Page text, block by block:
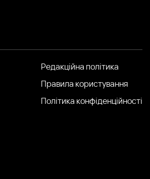
Редакційна політика
Правила користування
Політика конфіденційності